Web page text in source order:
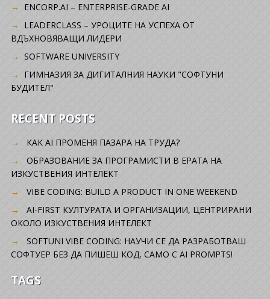
ENCORP.AI – ENTERPRISE-GRADE AI
LEADERCLASS – УРОЦИТЕ НА УСПЕХА ОТ
ВДЪХНОВЯВАЩИ ЛИДЕРИ
SOFTWARE UNIVERSITY
ГИМНАЗИЯ ЗА ДИГИТАЛНИЯ НАУКИ "СОФТУНИ
БУДИТЕЛ"
RECENT POSTS
КАК AI ПРОМЕНЯ ПАЗАРА НА ТРУДА?
ОБРАЗОВАНИЕ ЗА ПРОГРАМИСТИ В ЕРАТА НА
ИЗКУСТВЕНИЯ ИНТЕЛЕКТ
VIBE CODING: BUILD A PRODUCT IN ONE WEEKEND
AI-FIRST КУЛТУРАТА И ОРГАНИЗАЦИИ, ЦЕНТРИРАНИ
ОКОЛО ИЗКУСТВЕНИЯ ИНТЕЛЕКТ
SOFTUNI VIBE CODING: НАУЧИ СЕ ДА РАЗРАБОТВАШ
СОФТУЕР БЕЗ ДА ПИШЕШ КОД, САМО С AI PROMPTS!
TAGS